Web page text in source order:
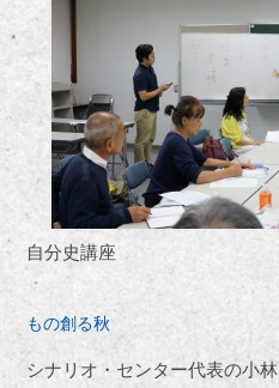
自分史講座
もの創る秋
シナリオ・センター代表の小